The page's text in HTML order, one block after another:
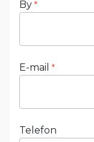
By *
E-mail *
Telefon